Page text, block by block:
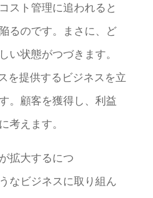
スト管理に追われると
るのです。まさに、ど
い状態がつづきます。
を提供するビジネスを立
。顧客を獲得し、利益
考えます。
拡大するにつ
なビジネスに取り組ん